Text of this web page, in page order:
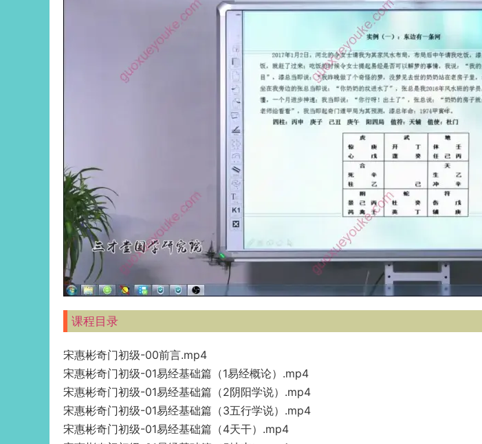
课程目录
宋惠彬奇门初级-00前言.mp4
宋惠彬奇门初级-01易经基础篇（1易经概论）.mp4
宋惠彬奇门初级-01易经基础篇（2阴阳学说）.mp4
宋惠彬奇门初级-01易经基础篇（3五行学说）.mp4
宋惠彬奇门初级-01易经基础篇（4天干）.mp4